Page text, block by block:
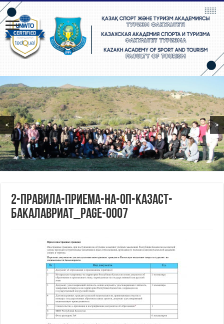
< >
2-Правила-приема-на-ОП-КазАСТ-
БАКАЛАВРИАТ_page-0007